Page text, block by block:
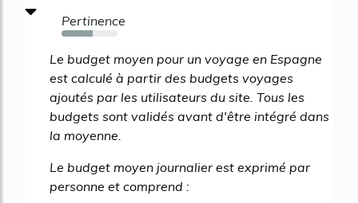
Pertinence
56%
Le budget moyen pour un voyage en Espagne
est calculé à partir des budgets voyages
ajoutés par les utilisateurs du site. Tous les
budgets sont validés avant d'être intégré dans
la moyenne.
Le budget moyen journalier est exprimé par
personne et comprend :